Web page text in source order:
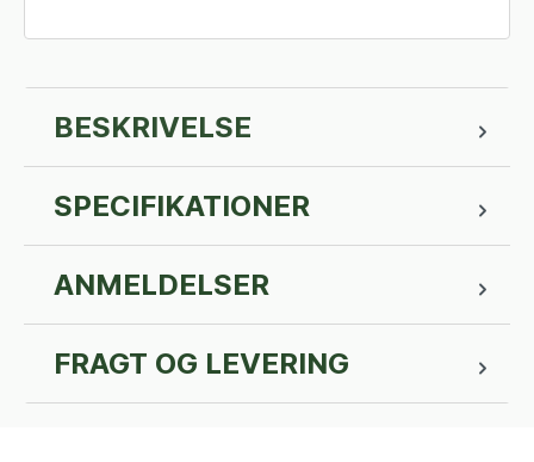
BESKRIVELSE
SPECIFIKATIONER
ANMELDELSER
FRAGT OG LEVERING